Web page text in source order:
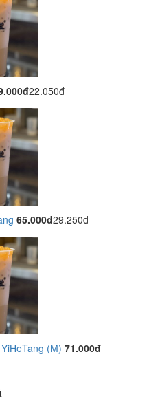
22.050đ
65.000đ29.250đ
(M) 71.000đ